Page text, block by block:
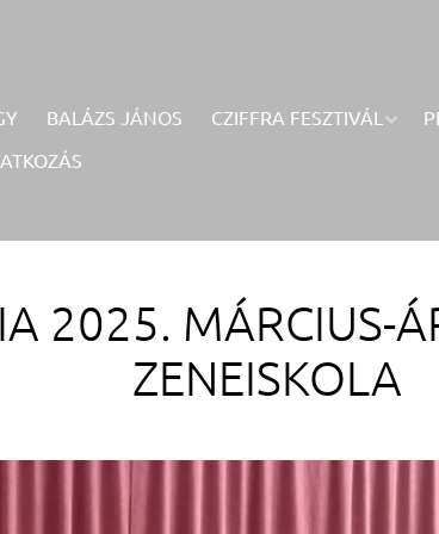
BALÁZS JÁNOS CZIFFRA FESZTIVÁL
2025. MÁRCIUS-
ZENEISKOLA